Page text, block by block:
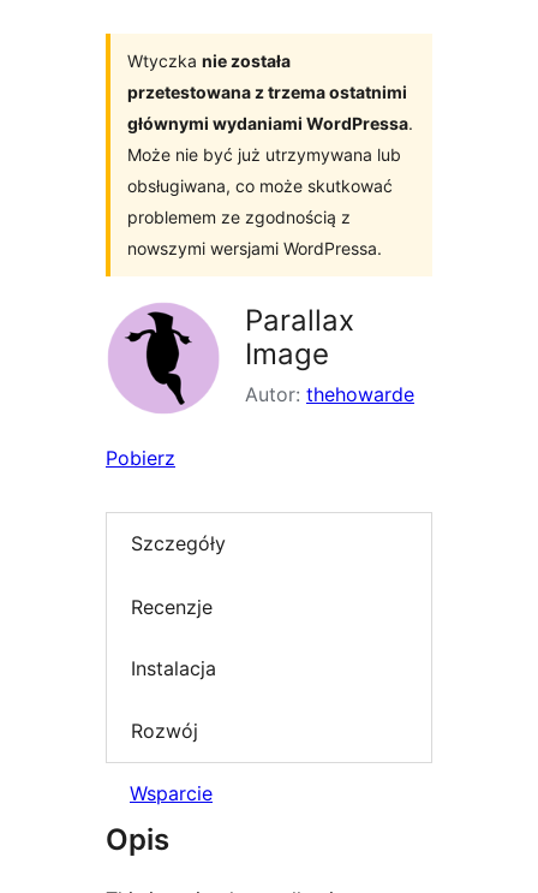
Wtyczka nie została
przetestowana z trzema ostatnimi
głównymi wydaniami WordPressa.
Może nie być już utrzymywana lub
obsługiwana, co może skutkować
problemem ze zgodnością z
nowszymi wersjami WordPressa.
Parallax
Image
Autor: thehowarde
Pobierz
Szczegóły
Recenzje
Instalacja
Rozwój
Wsparcie
Opis